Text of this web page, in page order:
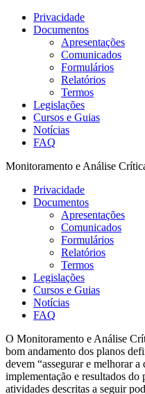
Privacidade
Documentos
Apresentações
Comunicados
Formulários
Relatórios
Termos
Legislações
Cursos e Guias
Notícias
FAQ
Monitoramento e Análise
Privacidade
Documentos
Apresentações
Comunicados
Formulários
Relatórios
Termos
Legislações
Cursos e Guias
Notícias
FAQ
O Monitoramento e Análise
bom andamento dos planos
devem “assegurar e melhorar
implementação e resultados
atividades descritas a seguir